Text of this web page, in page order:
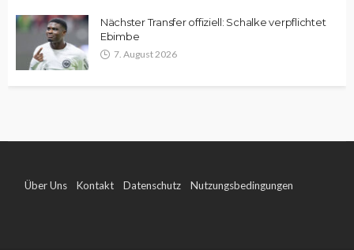
Nächster Transfer offiziell: Schalke verpflichtet
Ebimbe
7. August 2026
Über Uns Kontakt Datenschutz Nutzungsbedingungen